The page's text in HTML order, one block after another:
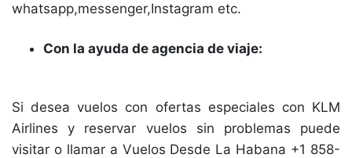
whatsapp,messenger,Instagram etc.
Con la ayuda de agencia de viaje:
Si desea vuelos con ofertas especiales con KLM
Airlines y reservar vuelos sin problemas puede
visitar o llamar a Vuelos Desde La Habana +1 858-